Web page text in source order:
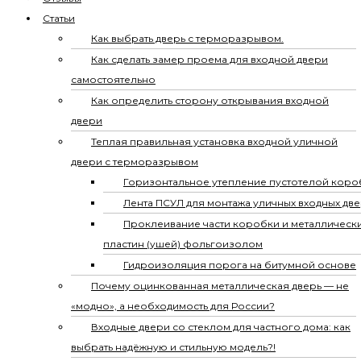
Статьи
Как выбрать дверь с терморазрывом.
Как сделать замер проема для входной двери
самостоятельно
Как определить сторону открывания входной
двери
Теплая правильная установка входной уличной
двери с терморазрывом
Горизонтальное утепление пустотелой
Лента ПСУЛ для монтажа уличных входных
Проклеивание части коробки и
пластин (ушей) фольгоизолом
Гидроизоляция порога на битумной основе
Почему оцинкованная металлическая дверь — не
«модно», а необходимость для России?
Входные двери со стеклом для частного дома: как
выбрать надёжную и стильную модель?!